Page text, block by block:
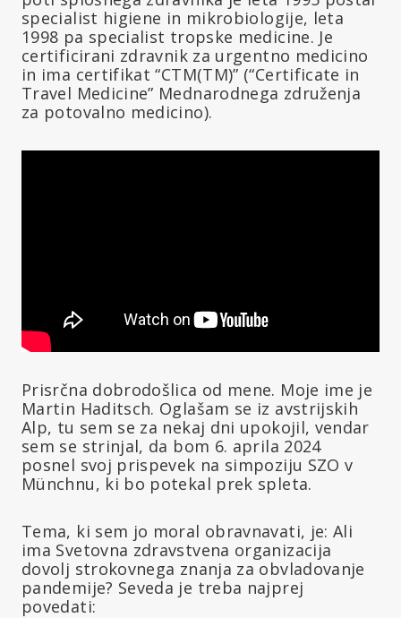
specialist higiene in mikrobiologije, leta
1998 pa specialist tropske medicine. Je
certificirani zdravnik za urgentno medicino
in ima certifikat “CTM(TM)” (“Certificate in
Travel Medicine” Mednarodnega združenja
za potovalno medicino).
Prisrčna dobrodošlica od mene. Moje ime je
Martin Haditsch. Oglašam se iz avstrijskih
Alp, tu sem se za nekaj dni upokojil, vendar
sem se strinjal, da bom 6. aprila 2024
posnel svoj prispevek na simpoziju SZO v
Münchnu, ki bo potekal prek spleta.
Tema, ki sem jo moral obravnavati, je: Ali
ima Svetovna zdravstvena organizacija
dovolj strokovnega znanja za obvladovanje
pandemije? Seveda je treba najprej
povedati: